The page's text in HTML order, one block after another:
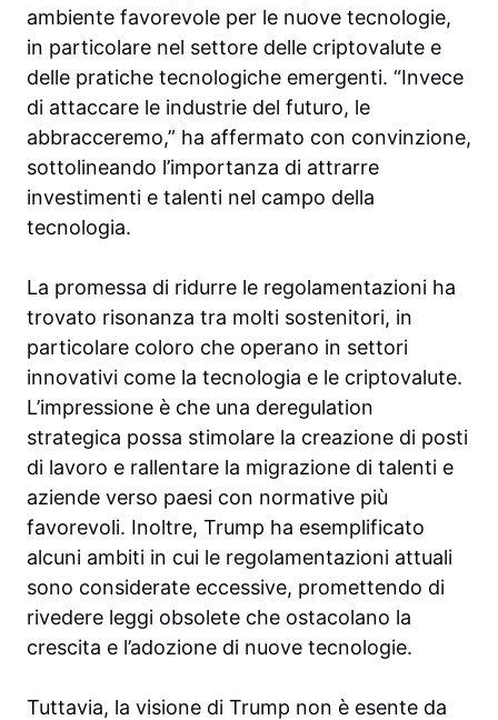
ambiente favorevole per le nuove tecnologie,
in particolare nel settore delle criptovalute e
delle pratiche tecnologiche emergenti. “Invece
di attaccare le industrie del futuro, le
abbracceremo,” ha affermato con convinzione,
sottolineando l’importanza di attrarre
investimenti e talenti nel campo della
tecnologia.
La promessa di ridurre le regolamentazioni ha
trovato risonanza tra molti sostenitori, in
particolare coloro che operano in settori
innovativi come la tecnologia e le criptovalute.
L’impressione è che una deregulation
strategica possa stimolare la creazione di posti
di lavoro e rallentare la migrazione di talenti e
aziende verso paesi con normative più
favorevoli. Inoltre, Trump ha esemplificato
alcuni ambiti in cui le regolamentazioni attuali
sono considerate eccessive, promettendo di
rivedere leggi obsolete che ostacolano la
crescita e l’adozione di nuove tecnologie.
Tuttavia, la visione di Trump non è esente da